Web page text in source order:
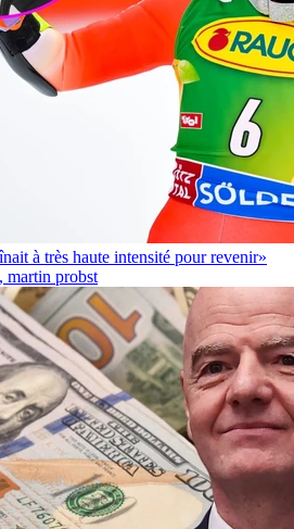
à très haute intensité pour revenir»
martin probst